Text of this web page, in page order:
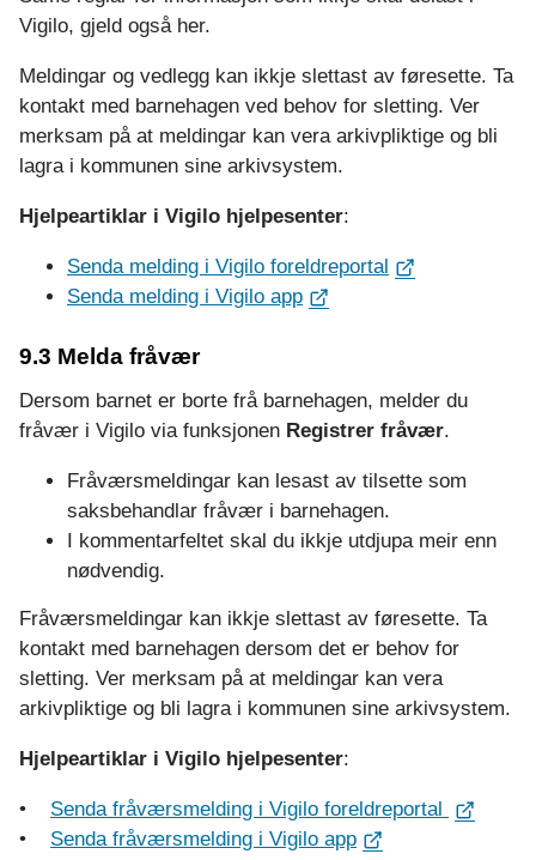
Vigilo, gjeld også her.
Meldingar og vedlegg kan ikkje slettast av føresette. Ta
kontakt med barnehagen ved behov for sletting. Ver
merksam på at meldingar kan vera arkivpliktige og bli
lagra i kommunen sine arkivsystem.
Hjelpeartiklar i Vigilo hjelpesenter:
Senda melding i Vigilo foreldreportal
Senda melding i Vigilo app
9.3 Melda fråvær
Dersom barnet er borte frå barnehagen, melder du
fråvær i Vigilo via funksjonen Registrer fråvær.
Fråværsmeldingar kan lesast av tilsette som
saksbehandlar fråvær i barnehagen.
I kommentarfeltet skal du ikkje utdjupa meir enn
nødvendig.
Fråværsmeldingar kan ikkje slettast av føresette. Ta
kontakt med barnehagen dersom det er behov for
sletting. Ver merksam på at meldingar kan vera
arkivpliktige og bli lagra i kommunen sine arkivsystem.
Hjelpeartiklar i Vigilo hjelpesenter:
• Senda fråværsmelding i Vigilo foreldreportal
• Senda fråværsmelding i Vigilo app